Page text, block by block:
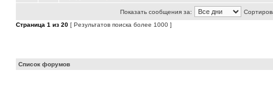
Показать сообщения за:
Страница 1 из 20 [ Результатов поиска более 1000 ]
Список форумов